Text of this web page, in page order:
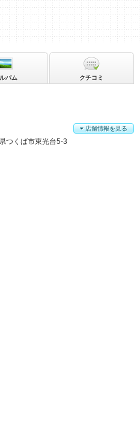
つくば市東光台5-3
店舗情報を見る
バム クチコミ